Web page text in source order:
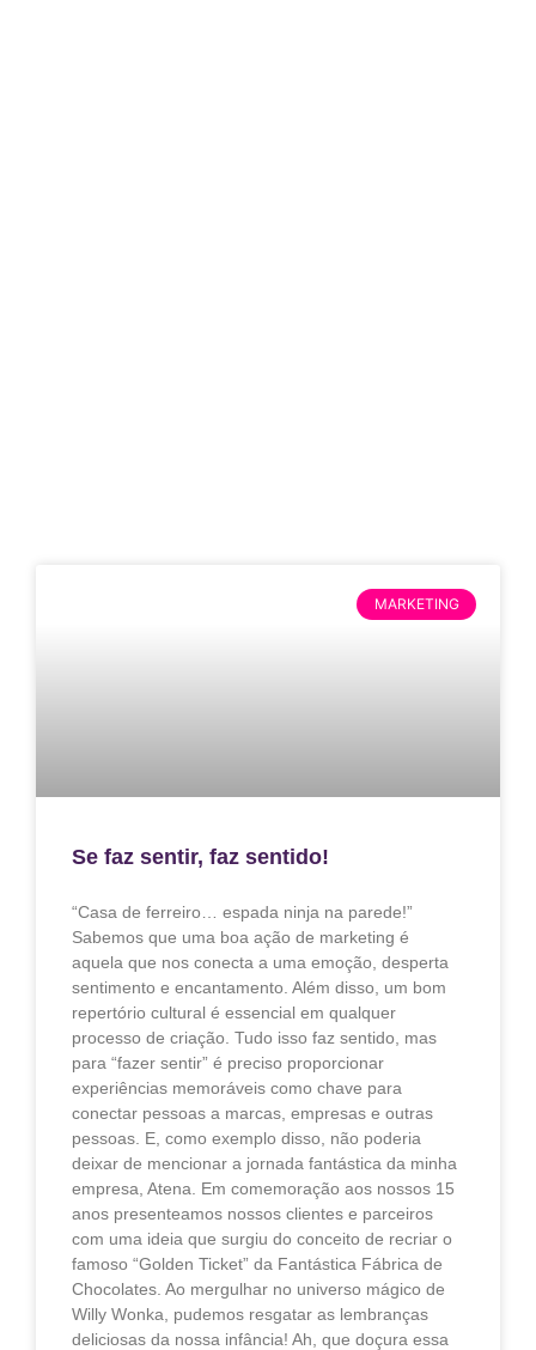
MARKETING
Se faz sentir, faz sentido!
“Casa de ferreiro… espada ninja na parede!”
Sabemos que uma boa ação de marketing é
aquela que nos conecta a uma emoção, desperta
sentimento e encantamento. Além disso, um bom
repertório cultural é essencial em qualquer
processo de criação. Tudo isso faz sentido, mas
para “fazer sentir” é preciso proporcionar
experiências memoráveis como chave para
conectar pessoas a marcas, empresas e outras
pessoas. E, como exemplo disso, não poderia
deixar de mencionar a jornada fantástica da minha
empresa, Atena. Em comemoração aos nossos 15
anos presenteamos nossos clientes e parceiros
com uma ideia que surgiu do conceito de recriar o
famoso “Golden Ticket” da Fantástica Fábrica de
Chocolates. Ao mergulhar no universo mágico de
Willy Wonka, pudemos resgatar as lembranças
deliciosas da nossa infância! Ah, que doçura essa